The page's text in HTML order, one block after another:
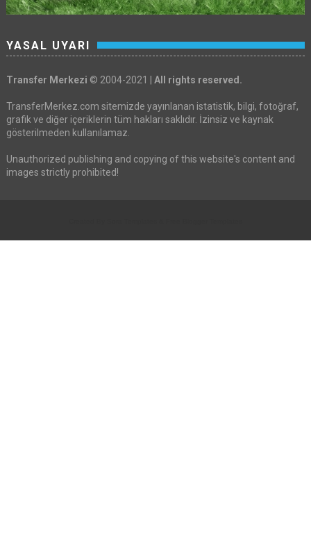
YASAL UYARI
Transfer Merkezi © 2004-2021 | All rights reserved.
TransferMerkez.com sitemizde yayınlanan istatistik, bilgi, fotoğraf,
grafik ve diğer içeriklerin tüm hakları saklıdır. İzinsiz ve kaynak
gösterilmeden kullanılamaz.
Unauthorized publishing and copying of this website's content and
images strictly prohibited!